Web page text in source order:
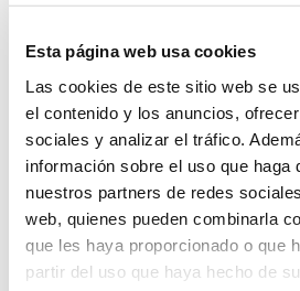
Esta página web usa cookies
Las cookies de este sitio web se
el contenido y los anuncios,
sociales y analizar el tráfico.
información sobre el uso que haga
nuestros partners de redes
web, quienes pueden combinarla
que les haya proporcionado o que
partir del uso que haya hecho de
¿Has olvidado tu contraseña?